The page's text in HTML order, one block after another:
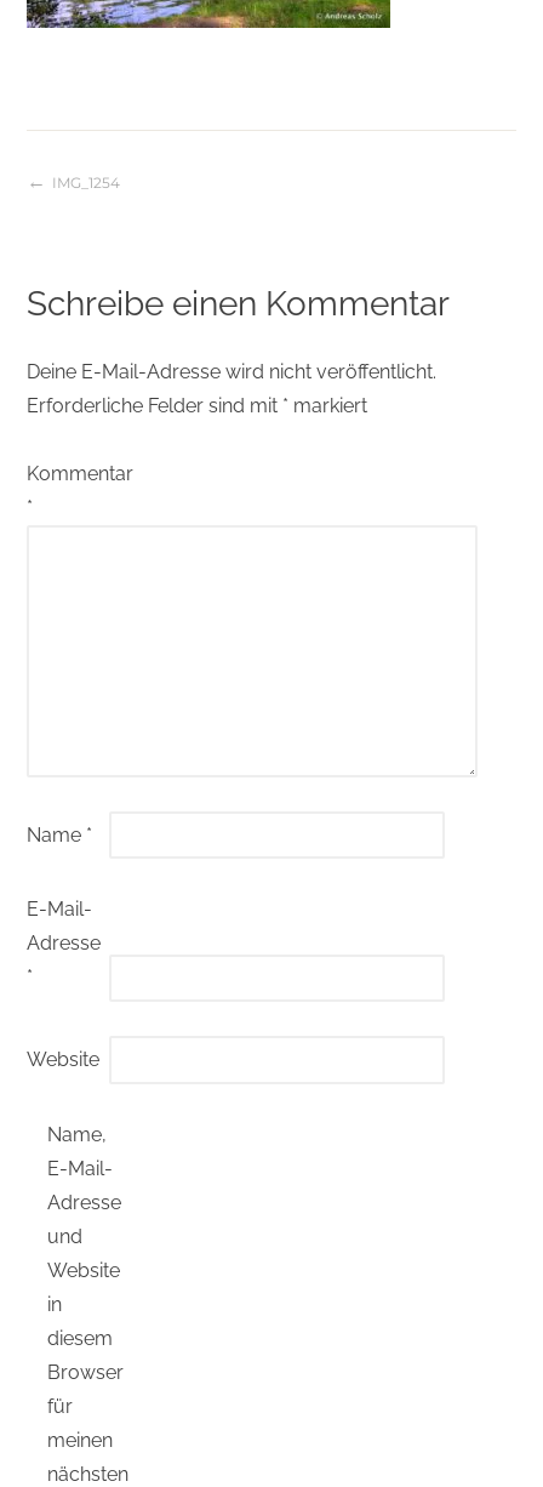
Beitragsnavigation
IMG_1254
Schreibe einen Kommentar
Deine E-Mail-Adresse wird nicht veröffentlicht.
Erforderliche Felder sind mit * markiert
Kommentar
*
Name *
E-Mail-
Adresse
*
Website
Name,
E-Mail-
Adresse
und
Website
in
diesem
Browser
für
meinen
nächsten